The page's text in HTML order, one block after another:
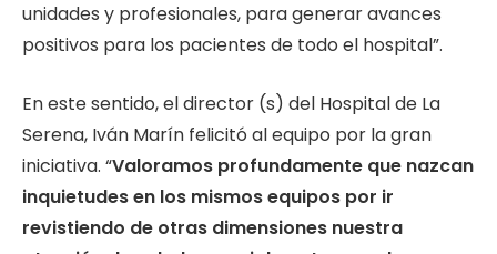
unidades y profesionales, para generar avances
positivos para los pacientes de todo el hospital”.
En este sentido, el director (s) del Hospital de La
Serena, Iván Marín felicitó al equipo por la gran
iniciativa. “Valoramos profundamente que nazcan
inquietudes en los mismos equipos por ir
revistiendo de otras dimensiones nuestra